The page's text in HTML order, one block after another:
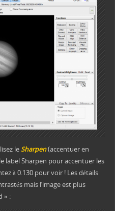
leSharpen(accentuer en
label Sharpen pour accentuer les
à 0.130 pour voir ! Les détails
mais l’image est plus
» :